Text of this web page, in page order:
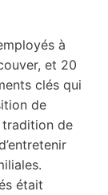
à
et 20
clés qui
de
tradition de
était